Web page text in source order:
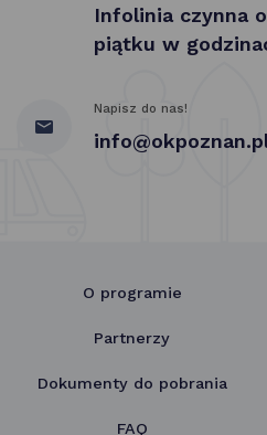
Infolinia czynna
piątku w
Napisz do nas!
O programie
Partnerzy
Dokumenty do pobrania
FAQ